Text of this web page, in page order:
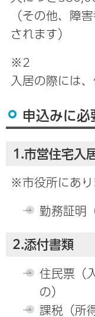
（その他、障
されます）
※2
入居の際には
申込みに必
1.市営住宅入
※市役所にあり
勤務証明
2.添付書類
住民票（
の）
課税（所